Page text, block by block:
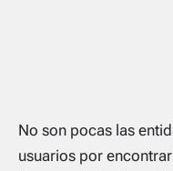
No son pocas las
usuarios por